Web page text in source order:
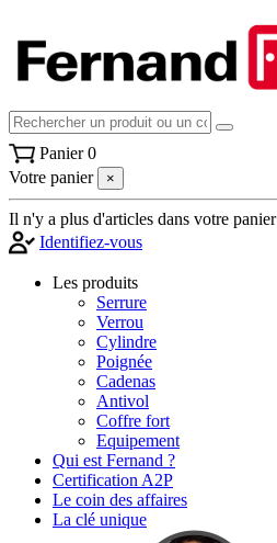
Panier 0
Votre panier
×
Il n'y a plus d'articles dans votre panier
Identifiez-vous
Les produits
Serrure
Verrou
Cylindre
Poignée
Cadenas
Antivol
Coffre fort
Equipement
Qui est Fernand ?
Certification A2P
Le coin des affaires
La clé unique